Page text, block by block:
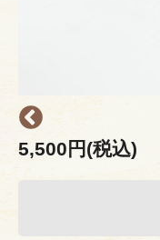
5,500円(税込)